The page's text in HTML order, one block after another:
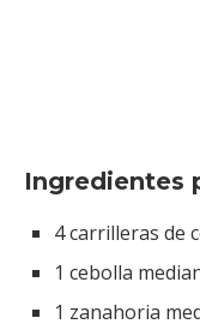
Ingredientes
4 carrilleras de
1 cebolla
1 zanahoria